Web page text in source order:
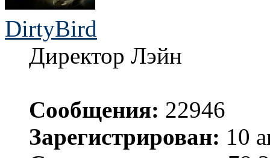
DirtyBird
Директор Лэйн
Сообщения: 22946
Зарегистрирован: 10